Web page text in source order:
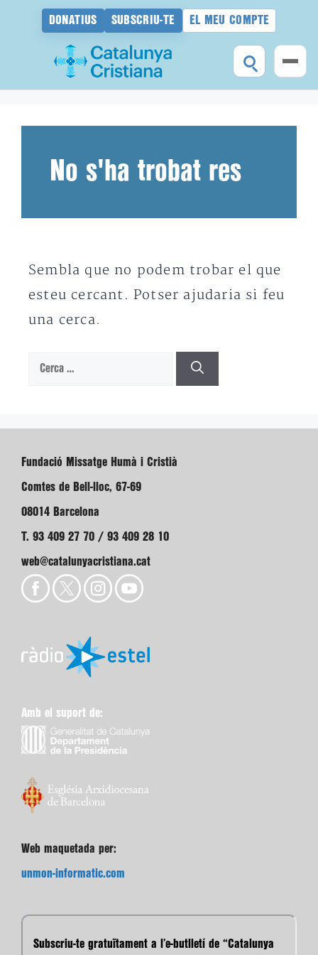
DONATIUS SUBSCRIU-TE EL MEU COMPTE
No s'ha trobat res
Sembla que no podem trobar el que
esteu cercant. Potser ajudaria si feu
una cerca.
Cerca:
Fundació Missatge Humà i Cristià
Comtes de Bell-lloc, 67-69
08014 Barcelona
T. 93 409 27 70 / 93 409 28 10
web@catalunyacristiana.cat
Amb el suport de:
Web maquetada per:
unmon-informatic.com
Subscriu-te gratuïtament a l’e-butlletí de “Catalunya